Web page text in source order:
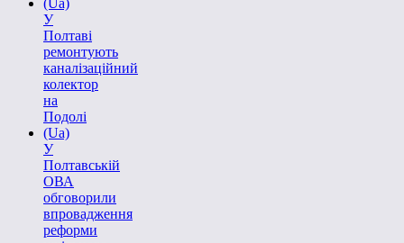
У
Полтаві
ремонтують
каналізаційний
колектор
на
Подолі
(Ua)
У
Полтавській
ОВА
обговорили
впровадження
реформи